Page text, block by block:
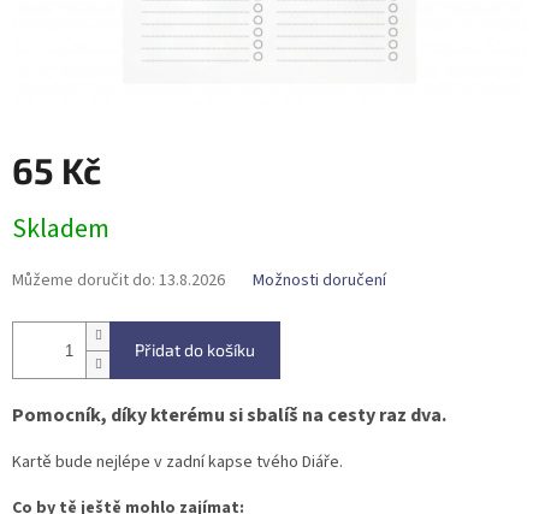
65 Kč
cena:
Skladem
Můžeme doručit do: 13.8.2026 Možnosti doručení
Přidat do košíku
Pomocník, díky kterému si sbalíš na cesty raz dva.
Kartě bude nejlépe v zadní kapse tvého Diáře.
Co by tě ještě mohlo zajímat: